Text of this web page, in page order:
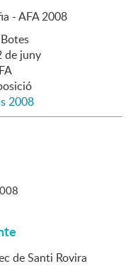
- AFA 2008
de juny
2008
de Santi Rovira